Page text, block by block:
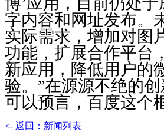
字内容和网址发布。
实际需求，增加对图
功能，扩展合作平台
新应用，降低用户的
验。”在源源不绝的
可以预言，百度这个
<- 返回：新闻列表